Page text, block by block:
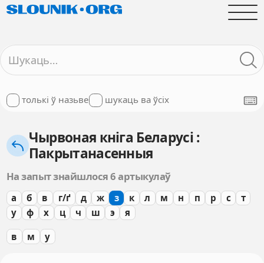
толькі ў назьве шукаць ва ўсіх
Чырвоная кніга Беларусі :
Пакрытанасенныя
На запыт знайшлося 6 артыкулаў
а б в г/ґ д ж з к л м н п р с
т
у
ф х ц ч ш э я
в м у